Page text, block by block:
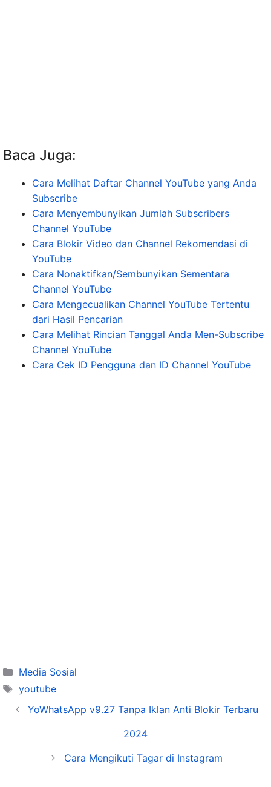
Baca Juga:
Cara Melihat Daftar Channel YouTube yang Anda
Subscribe
Cara Menyembunyikan Jumlah Subscribers
Channel YouTube
Cara Blokir Video dan Channel Rekomendasi di
YouTube
Cara Nonaktifkan/Sembunyikan Sementara
Channel YouTube
Cara Mengecualikan Channel YouTube Tertentu
dari Hasil Pencarian
Cara Melihat Rincian Tanggal Anda Men-Subscribe
Channel YouTube
Cara Cek ID Pengguna dan ID Channel YouTube
Categories
Media Sosial
Tags
youtube
YoWhatsApp v9.27 Tanpa Iklan Anti Blokir Terbaru
2024
Cara Mengikuti Tagar di Instagram